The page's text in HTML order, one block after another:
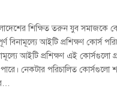
শিক্ষিত তরুন যুব সমাজকে
আইটি প্রশিক্ষণ কোর্স
আইটি প্রশিক্ষণ এই কোর্সগুলো
নেকটার পরিচালিত কোর্সগুলো